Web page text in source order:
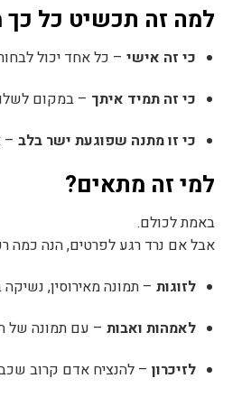
למה זה תכשיט כל
כי זה אישי– כל אחד יכול
כי זה תמיד איתך – במקום
כי זו מתנה שפוגעת ישר בלב–
למי זה מתאים?
באמת לכולם.
אבל אם נרד רגע לפרטים, הנה כמה
לזוגות– תמונה מאירוסין,
לאמהות ואבות– עם תמונה של
לזיכרון– להנציח אדם קרוב שכבר